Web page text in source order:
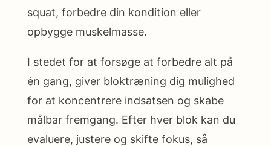
squat, forbedre din kondition eller
opbygge muskelmasse.
I stedet for at forsøge at forbedre alt på
én gang, giver bloktræning dig mulighed
for at koncentrere indsatsen og skabe
målbar fremgang. Efter hver blok kan du
evaluere, justere og skifte fokus, så